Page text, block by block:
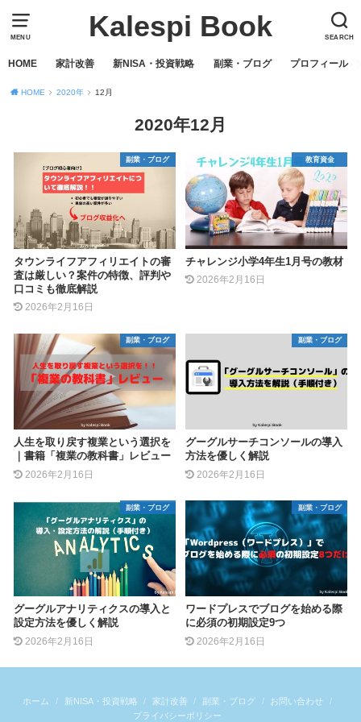
MENU SEARCH
Kalespi Book
HOME 家計改善 新NISA・投資戦略 副業・ブログ プロフィール
HOME 2020年 12月
2020年12月
副業・ブログ
タウンライフアフィリエイトの審
査は厳しい？案件の特徴、評判や
口コミも徹底解説
2026年2月16日
教育資金
チャレンジ小学4年生1月号の教材
2026年2月16日
副業・ブログ
人生を取り戻す複業という選択を
｜書籍「複業の教科書」レビュー
2026年2月16日
副業・ブログ
グーグルサーチコンソールの導入
方法を優しく解説
2026年2月16日
副業・ブログ
グーグルアナリティクスの導入と
設定方法を優しく解説
2026年2月16日
副業・ブログ
ワードプレスでブログを始める際
に必須の初期設定9つ
2026年2月16日
ホーム 新NISA・投資戦略 家計改善 副業・ブログ
お問い合わせ
プライバシーポリシー